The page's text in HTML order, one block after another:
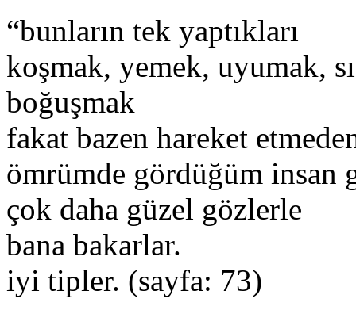
“bunların tek yaptıkları
koşmak, yemek, uyumak,
boğuşmak
fakat bazen hareket
ömrümde gördüğüm insan
çok daha güzel gözlerle
bana bakarlar.
iyi tipler. (sayfa: 73)